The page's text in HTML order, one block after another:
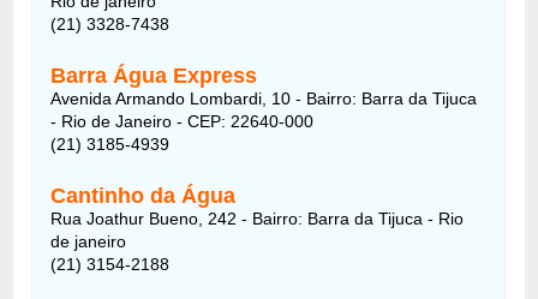
(21) 3328-7438
Barra Água Express
Avenida Armando Lombardi, 10 - Bairro: Barra da Tijuca
- Rio de Janeiro - CEP: 22640-000
(21) 3185-4939
Cantinho da Água
Rua Joathur Bueno, 242 - Bairro: Barra da Tijuca - Rio
de janeiro
(21) 3154-2188